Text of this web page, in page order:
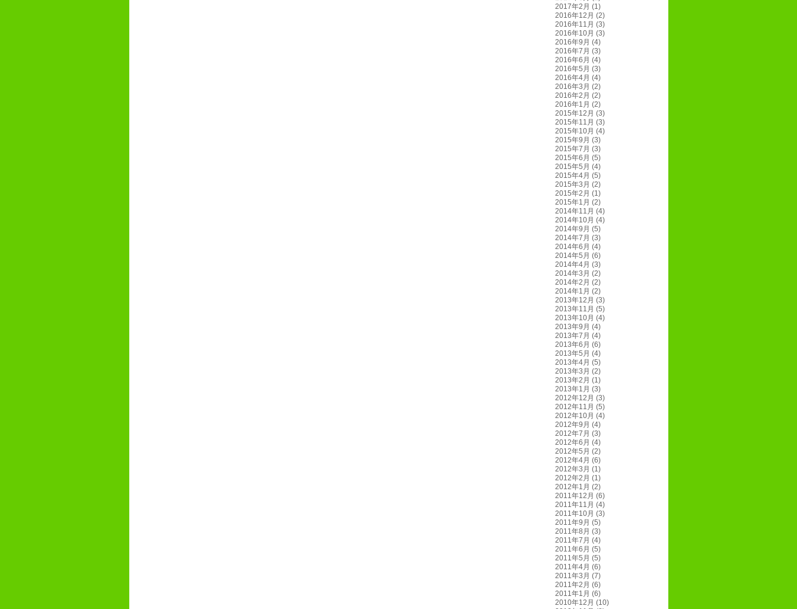
2017年2月 (1)
2016年12月 (2)
2016年11月 (3)
2016年10月 (3)
2016年9月 (4)
2016年7月 (3)
2016年6月 (4)
2016年5月 (3)
2016年4月 (4)
2016年3月 (2)
2016年2月 (2)
2016年1月 (2)
2015年12月 (3)
2015年11月 (3)
2015年10月 (4)
2015年9月 (3)
2015年7月 (3)
2015年6月 (5)
2015年5月 (4)
2015年4月 (5)
2015年3月 (2)
2015年2月 (1)
2015年1月 (2)
2014年11月 (4)
2014年10月 (4)
2014年9月 (5)
2014年7月 (3)
2014年6月 (4)
2014年5月 (6)
2014年4月 (3)
2014年3月 (2)
2014年2月 (2)
2014年1月 (2)
2013年12月 (3)
2013年11月 (5)
2013年10月 (4)
2013年9月 (4)
2013年7月 (4)
2013年6月 (6)
2013年5月 (4)
2013年4月 (5)
2013年3月 (2)
2013年2月 (1)
2013年1月 (3)
2012年12月 (3)
2012年11月 (5)
2012年10月 (4)
2012年9月 (4)
2012年7月 (3)
2012年6月 (4)
2012年5月 (2)
2012年4月 (6)
2012年3月 (1)
2012年2月 (1)
2012年1月 (2)
2011年12月 (6)
2011年11月 (4)
2011年10月 (3)
2011年9月 (5)
2011年8月 (3)
2011年7月 (4)
2011年6月 (5)
2011年5月 (5)
2011年4月 (6)
2011年3月 (7)
2011年2月 (6)
2011年1月 (6)
2010年12月 (10)